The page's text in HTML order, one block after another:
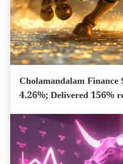
Cholamandalam Finance
4.26%; Delivered 156%